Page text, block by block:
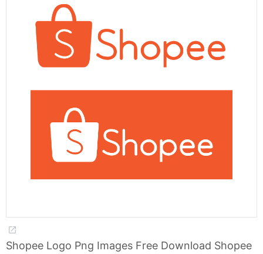
Shopee Logo Png Images Free Download Shopee